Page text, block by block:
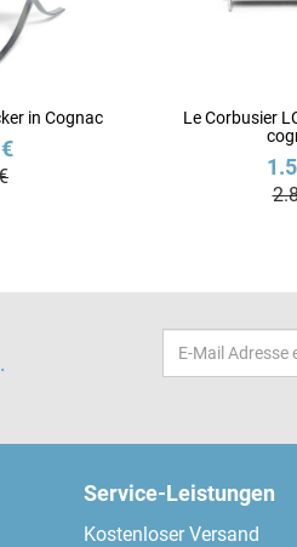
in Cognac
Le Corbusier
Email-
Adresse
Service-Leistungen
Kostenloser Versand